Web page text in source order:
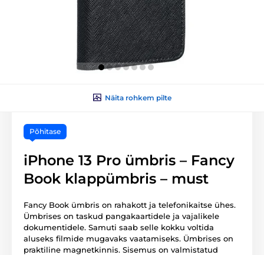
Näita rohkem pilte
Põhitase
iPhone 13 Pro ümbris – Fancy
Book klappümbris – must
Fancy Book ümbris on rahakott ja telefonikaitse ühes.
Ümbrises on taskud pangakaartidele ja vajalikele
dokumentidele. Samuti saab selle kokku voltida
aluseks filmide mugavaks vaatamiseks. Ümbrises on
praktiline magnetkinnis. Sisemus on valmistatud